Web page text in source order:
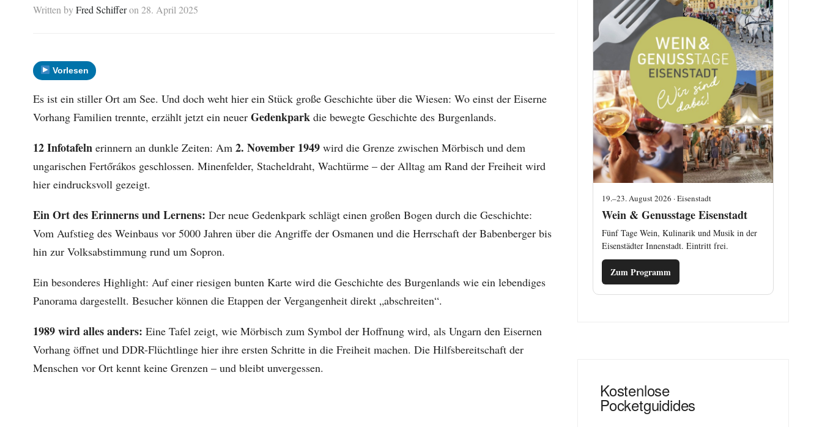
Written byFred Schiffer on 28. April 2025
Vorlesen
Es ist ein stiller Ort am See. Und doch weht hier ein Stück große Geschichte über die Wiesen: Wo einst der Eiserne
Vorhang Familien trennte, erzählt jetzt ein neuer Gedenkparkdie bewegte Geschichte des Burgenlands.
12 Infotafeln erinnern an dunkle Zeiten: Am 2. November 1949wird die Grenze zwischen Mörbisch und dem
ungarischen Fertőrákos geschlossen. Minenfelder, Stacheldraht, Wachtürme – der Alltag am Rand der Freiheit wird
hier eindrucksvoll gezeigt.
Ein Ort des Erinnerns und Lernens: Der neue Gedenkpark schlägt einen großen Bogen durch die Geschichte:
Vom Aufstieg des Weinbaus vor 5000 Jahren über die Angriffe der Osmanen und die Herrschaft der Babenberger bis
hin zur Volksabstimmung rund um Sopron.
Ein besonderes Highlight: Auf einer riesigen bunten Karte wird die Geschichte des Burgenlands wie ein lebendiges
Panorama dargestellt. Besucher können die Etappen der Vergangenheit direkt „abschreiten“.
1989 wird alles anders: Eine Tafel zeigt, wie Mörbisch zum Symbol der Hoffnung wird, als Ungarn den Eisernen
Vorhang öffnet und DDR-Flüchtlinge hier ihre ersten Schritte in die Freiheit machen. Die Hilfsbereitschaft der
Menschen vor Ort kennt keine Grenzen – und bleibt unvergessen.
19.–23. August 2026 · Eisenstadt
Wein & Genusstage Eisenstadt
Fünf Tage Wein, Kulinarik und Musik in der
Eisenstädter Innenstadt. Eintritt frei.
Zum Programm
Kostenlose
Pocketguidides